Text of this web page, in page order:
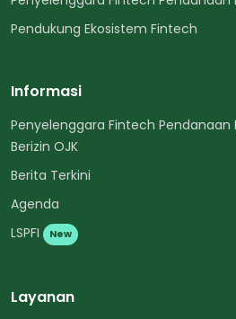
Pendukung Ekosistem Fintech
Informasi
Penyelenggara Fintech
Berizin OJK
Berita Terkini
Agenda
LSPFI
New
Layanan